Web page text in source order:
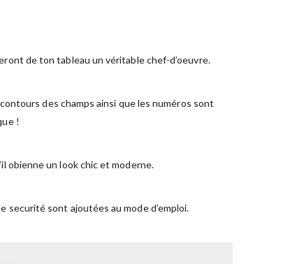
de ton tableau un véritable chef-d’oeuvre.
des champs ainsi que les numéros sont
!
obienne un look chic et moderne.
sont ajoutées au mode d’emploi.